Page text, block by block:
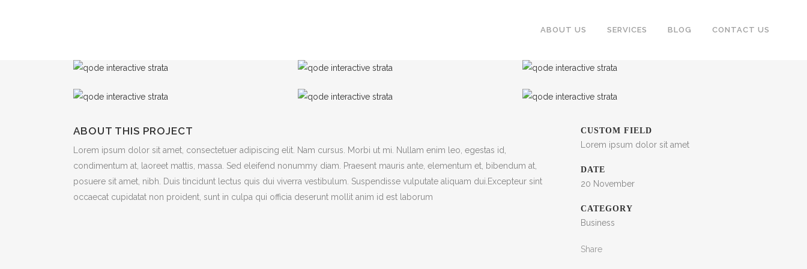
ABOUT US SERVICES BLOG CONTACT US
ABOUT THIS PROJECT
Lorem ipsum dolor sit amet, consectetuer adipiscing elit. Nam cursus. Morbi ut mi. Nullam enim leo, egestas id,
condimentum at, laoreet mattis, massa. Sed eleifend nonummy diam. Praesent mauris ante, elementum et, bibendum at,
posuere sit amet, nibh. Duis tincidunt lectus quis dui viverra vestibulum. Suspendisse vulputate aliquam dui.Excepteur sint
occaecat cupidatat non proident, sunt in culpa qui officia deserunt mollit anim id est laborum
CUSTOM FIELD
Lorem ipsum dolor sit amet
DATE
20 November
CATEGORY
Business
Share